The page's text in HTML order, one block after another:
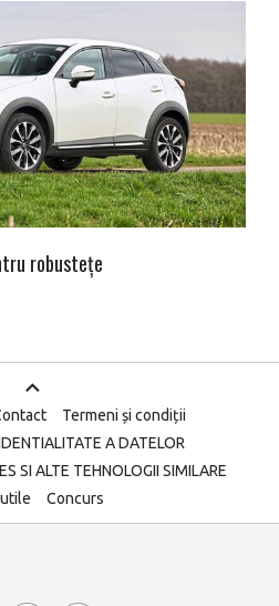
robustețe
Termeni și condiții
A DATELOR
SI ALTE TEHNOLOGII SIMILARE
Concurs